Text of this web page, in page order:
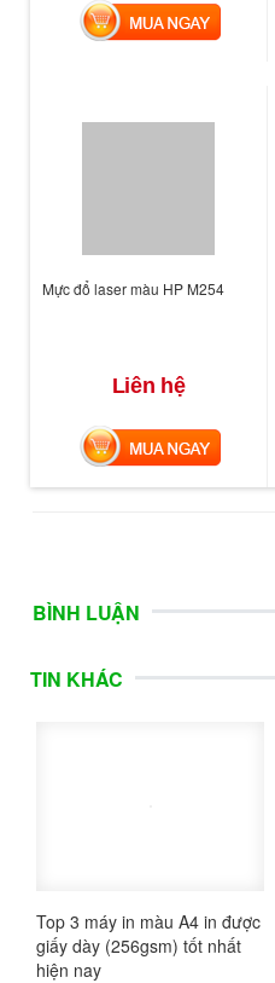
MUA NGAY
Mực đổ laser màu HP M254
Liên hệ
MUA NGAY
BÌNH LUẬN
TIN KHÁC
Top 3 máy in màu A4 in được
giấy dày (256gsm) tốt nhất
hiện nay